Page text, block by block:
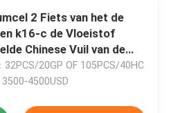
2 Fiets van het de
k16-c de Vloeistof
Chinese Vuil van de
32PCS/20GP OF 105PCS/40HC
4500USD